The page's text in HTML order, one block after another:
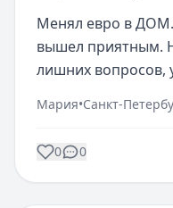
Менял евро в
вышел приятным.
лишних вопросов,
Мария•Санкт-
0 0